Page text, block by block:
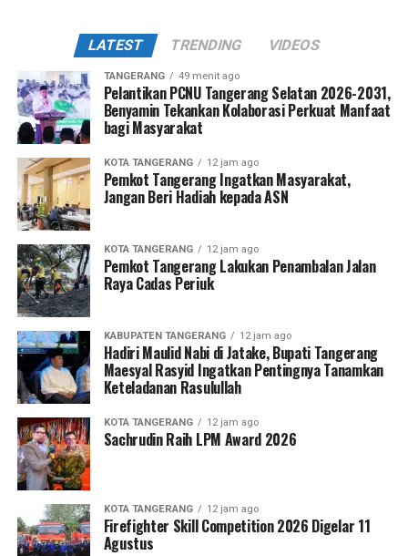
LATEST TRENDING VIDEOS
TANGERANG 49 menit ago
Pelantikan PCNU Tangerang Selatan 2026-2031,
Benyamin Tekankan Kolaborasi Perkuat Manfaat
bagi Masyarakat
KOTA TANGERANG 12 jam ago
Pemkot Tangerang Ingatkan Masyarakat,
Jangan Beri Hadiah kepada ASN
KOTA TANGERANG 12 jam ago
Pemkot Tangerang Lakukan Penambalan Jalan
Raya Cadas Periuk
KABUPATEN TANGERANG 12 jam ago
Hadiri Maulid Nabi di Jatake, Bupati Tangerang
Maesyal Rasyid Ingatkan Pentingnya Tanamkan
Keteladanan Rasulullah
KOTA TANGERANG 12 jam ago
Sachrudin Raih LPM Award 2026
KOTA TANGERANG 12 jam ago
Firefighter Skill Competition 2026 Digelar 11
Agustus